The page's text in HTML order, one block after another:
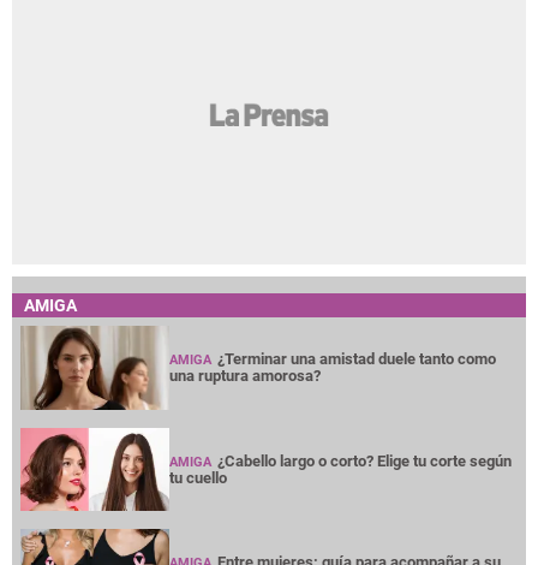
AMIGA
AMIGA ¿Terminar una amistad duele tanto como
una ruptura amorosa?
AMIGA ¿Cabello largo o corto? Elige tu corte según
tu cuello